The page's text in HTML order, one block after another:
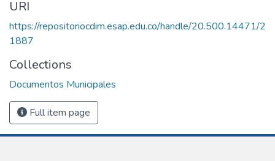
URI
https://repositoriocdim.esap.edu.co/handle/20.500.14471/2
1887
Collections
Documentos Municipales
Full item page